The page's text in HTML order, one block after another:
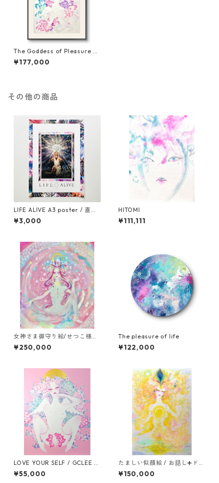
The Goddess of Pleasure -
悦びの女神 -
¥177,000
その他の商品
LIFE ALIVE A3 poster / 直筆
サイン入り
¥3,000
HITOMI
¥111,111
女神さま御守り絵/せつこ様専
用オーダーページ
¥250,000
The pleasure of life
¥122,000
LOVE YOUR SELF / GCLEE P
RINT (高画質プリント)
¥55,000
たましい似顔絵 / お話し➕ドロ
ーイング
¥150,000